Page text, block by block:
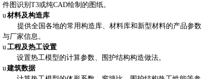
件图识别 T3或纯CAD绘制的图纸。
u 材料及构造库
提供全国各地的常用构造库、材料库和新型材料的产品参数
与厂家信息。
u 工程及热工设置
设置热工模型的计算参数、围护结构构造做法。
u 建筑数据